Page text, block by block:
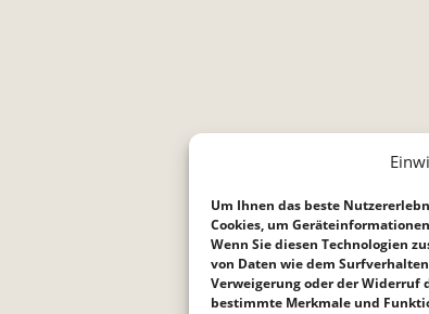
Um Ihnen das beste
Cookies, um
Wenn Sie diesen Technologien
von Daten wie dem
Verweigerung oder der
bestimmte Merkmale und